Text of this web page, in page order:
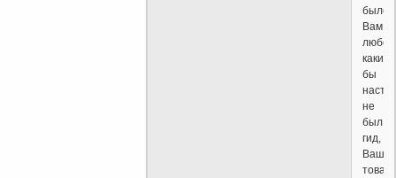
было
Вам
каким
бы
не
был
гид,
Ваш